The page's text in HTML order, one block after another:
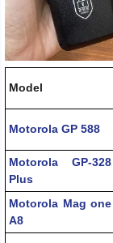
Model
Motorola GP 588
Motorola GP-328
Plus
Motorola Mag one
A8